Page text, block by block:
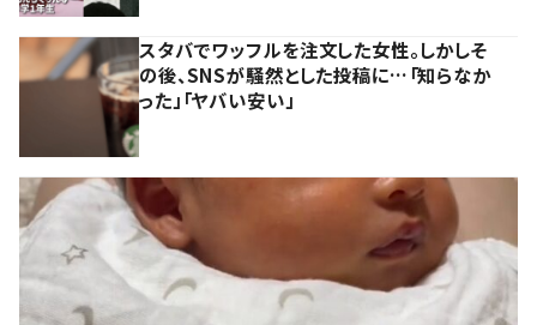
スタバでワッフルを注文した女性。しかしそ
の後、SNSが騒然とした投稿に…「知らなか
った」「ヤバい安い」